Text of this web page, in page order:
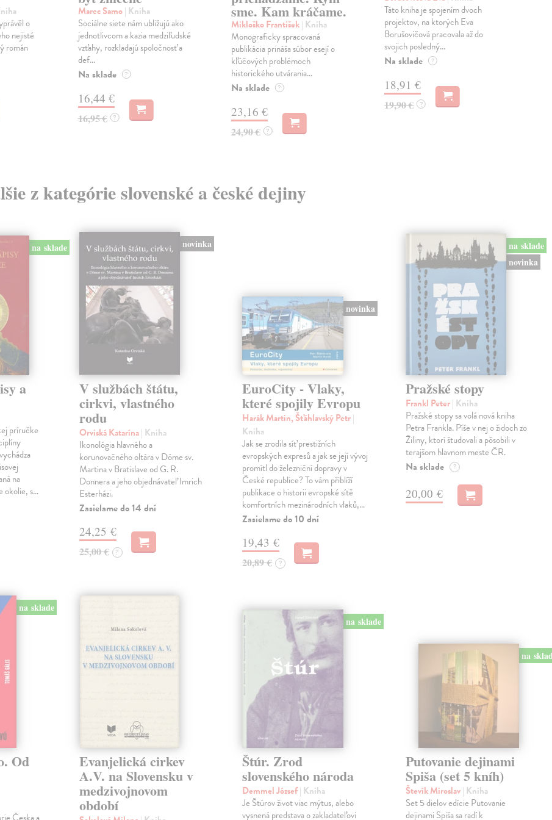
o
nejisté
román
Marec Samo| Kniha
Sociálne siete nám ubližujú ako
jednotlivcom a kazia medziľudské
vzťahy, rozkladajú spoločnosť a
def...
Na sklade ?
16,44 €
16,95 € ?
sme. Kam kráčame.
Mikloško František| Kniha
Monograficky spracovaná
publikácia prináša súbor esejí o
kľúčových problémoch
historického utvárania...
Na sklade ?
23,16 €
24,90 € ?
Táto kniha je spojením dvoch
projektov, na ktorých Eva
Borušovičová pracovala až do
svojich posledný...
Na sklade ?
18,91 €
19,90 € ?
z kategórie slovenské a české dejiny
na sklade
a
príručke
na
okolie, s…
novinka
V službách štátu,
cirkvi, vlastného
rodu
Orviská Katarína| Kniha
Ikonológia hlavného a
korunovačného oltára v Dóme sv.
Martina v Bratislave od G. R.
Donnera a jeho objednávateľ Imrich
Esterházi.
Zasielame do 14 dní
24,25 €
25,00 € ?
novinka
EuroCity - Vlaky,
které spojily Evropu
Harák Martin, Šťáhlavský Petr|
Kniha
Jak se zrodila síť prestižních
evropských expresů a jak se její vývoj
promítl do železniční dopravy v
České republice? To vám přiblíží
publikace o historii evropské sítě
komfortních mezinárodních vlaků,…
Zasielame do 10 dní
19,43 €
20,89 € ?
na sklade
novinka
Pražské stopy
Frankl Peter| Kniha
Pražské stopy sa volá nová kniha
Petra Frankla. Píše v nej o židoch zo
Žiliny, ktorí študovali a pôsobili v
terajšom hlavnom meste ČR.
Na sklade ?
20,00 €
na sklade
Od Evanjelická cirkev
A.V. na Slovensku v
medzivojnovom
období
na sklade
Štúr. Zrod
slovenského národa
Demmel József| Kniha
Je Štúrov život viac mýtus, alebo
vysnená predstava o zakladateľovi
na
Putovanie dejinami
Spiša (set 5 kníh)
Števík Miroslav| Kniha
Set 5 dielov edície Putovanie
dejinami Spiša sa radí k